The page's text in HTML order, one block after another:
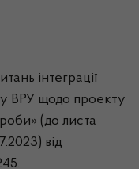
інтеграції
ВРУ щодо проекту
(до листа
від